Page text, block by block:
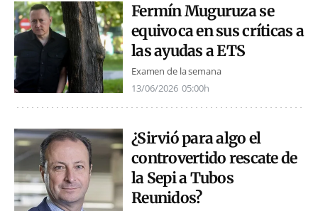
Fermín Muguruza se
equivoca en sus críticas a
las ayudas a ETS
Examen de la semana
13/06/2026 05:00h
¿Sirvió para algo el
controvertido rescate de
la Sepi a Tubos
Reunidos?